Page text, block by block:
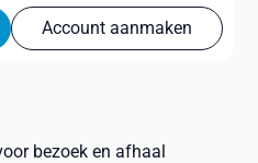
Account aanmaken
bezoek en afhaal